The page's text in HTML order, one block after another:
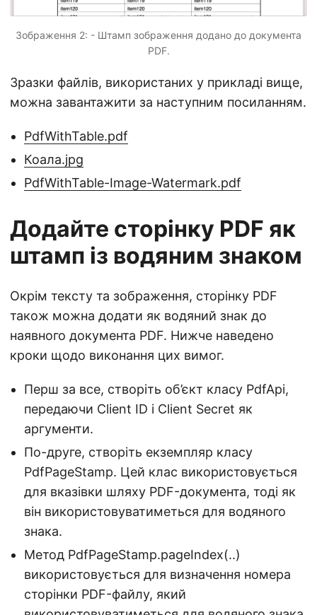
Зображення 2: - Штамп зображення додано до документа
PDF.
Зразки файлів, використаних у прикладі вище,
можна завантажити за наступним посиланням.
PdfWithTable.pdf
Коала.jpg
PdfWithTable-Image-Watermark.pdf
Додайте сторінку PDF як
штамп із водяним знаком
Окрім тексту та зображення, сторінку PDF
також можна додати як водяний знак до
наявного документа PDF. Нижче наведено
кроки щодо виконання цих вимог.
Перш за все, створіть об’єкт класу PdfApi,
передаючи Client ID і Client Secret як
аргументи.
По-друге, створіть екземпляр класу
PdfPageStamp. Цей клас використовується
для вказівки шляху PDF-документа, тоді як
він використовуватиметься для водяного
знака.
Метод PdfPageStamp.pageIndex(..)
використовується для визначення номера
сторінки PDF-файлу, який